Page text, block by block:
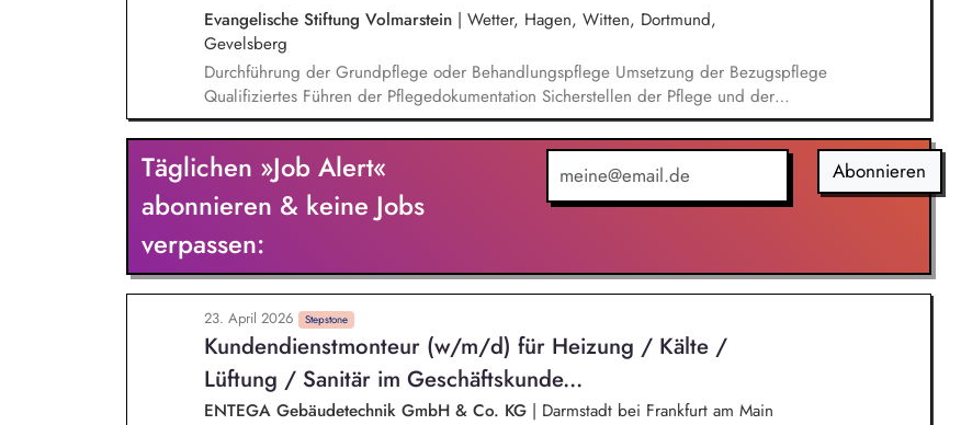
Evangelische Stiftung Volmarstein | Wetter, Hagen, Witten, Dortmund,
Gevelsberg
Durchführung der Grundpflege oder Behandlungspflege Umsetzung der Bezugspflege
Qualifiziertes Führen der Pflegedokumentation Sicherstellen der Pflege und der
Pflegequalität Entwicklung und Umsetzung der Pflegeprozessplanung
Täglichen »Job Alert«
abonnieren & keine Jobs
verpassen:
Abonnieren
23. April 2026 Stepstone
Kundendienstmonteur (w/m/d) für Heizung / Kälte /
Lüftung / Sanitär im Geschäftskunde...
ENTEGA Gebäudetechnik GmbH & Co. KG | Darmstadt bei Frankfurt am Main